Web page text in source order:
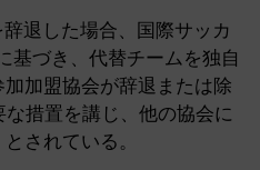
退した場合、国際サッカ
基づき、代替チームを独自
加盟協会が辞退または除
措置を講じ、他の協会に
されている。